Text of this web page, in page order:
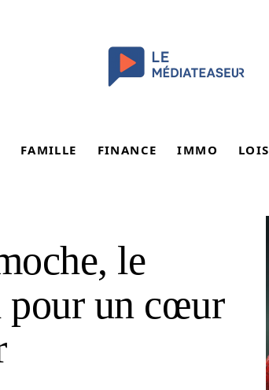
FAMILLE FINANCE IMMO
le
pour un cœur